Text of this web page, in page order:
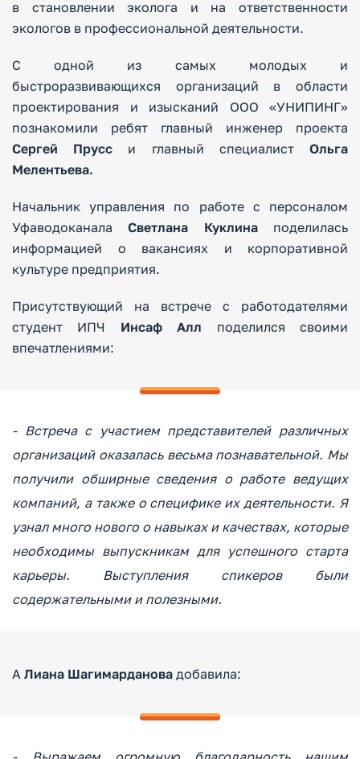
в становлении эколога и на ответственности
экологов в профессиональной деятельности.
С одной из самых молодых и
быстроразвивающихся организаций в области
проектирования и изысканий ООО «УНИПИНГ»
познакомили ребят главный инженер проекта
Сергей Прусс и главный специалистОльга
Мелентьева.
Начальник управления по работе с персоналом
УфаводоканалаСветлана Куклинаподелилась
информацией о вакансиях и корпоративной
культуре предприятия.
Присутствующий на встрече с работодателями
студент ИПЧ Инсаф Алл поделился своими
впечатлениями:
- Встреча с участием представителей различных
организаций оказалась весьма познавательной. Мы
получили обширные сведения о работе ведущих
компаний, а также о специфике их деятельности. Я
узнал много нового о навыках и качествах, которые
необходимы выпускникам для успешного старта
карьеры. Выступления спикеров были
содержательными и полезными.
А Лиана Шагимарданова добавила: